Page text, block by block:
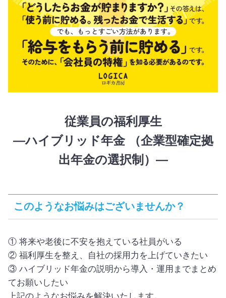
従業員の福利厚生
―ハイブリッド年金 （企業型確定拠
出年金の選択制）―
このようなお悩みはございませんか？
① 将来や老後に不安を抱えている社員がいる
② 福利厚生を整え、自社の採用力を上げていきたい
③ ハイブリッド年金の説明から導入・運用までまとめ
てお願いしたい